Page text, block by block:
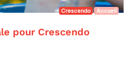
Crescendo Accueil
pour Crescendo